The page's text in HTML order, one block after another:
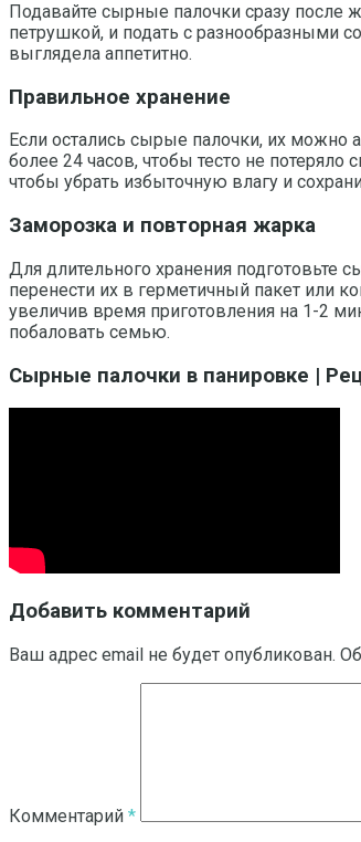
Подавайте сырные палочки сразу
петрушкой, и подать с разнообразными
выглядела аппетитно.
Правильное хранение
Если остались сырые палочки, их можно
более 24 часов, чтобы тесто не
чтобы убрать избыточную влагу и
Заморозка и повторная жарка
Для длительного хранения подготовьте
перенести их в герметичный пакет или
увеличив время приготовления на 1-2
побаловать семью.
Сырные палочки в панировке |
Добавить комментарий
Ваш адрес email не будет опубликован.
Комментарий *